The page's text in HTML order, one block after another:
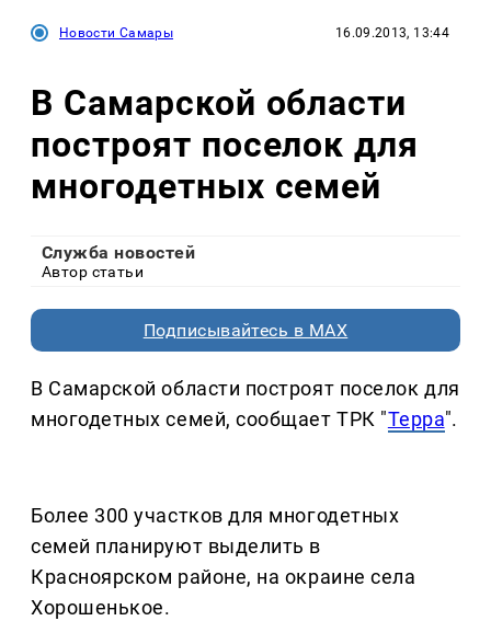
Новости Самары 16.09.2013, 13:44
В Самарской области
построят поселок для
многодетных семей
Служба новостей
Автор статьи
Подписывайтесь в MAX
В Самарской области построят поселок для
многодетных семей, сообщает ТРК "Терра".
Более 300 участков для многодетных
семей планируют выделить в
Красноярском районе, на окраине села
Хорошенькое.